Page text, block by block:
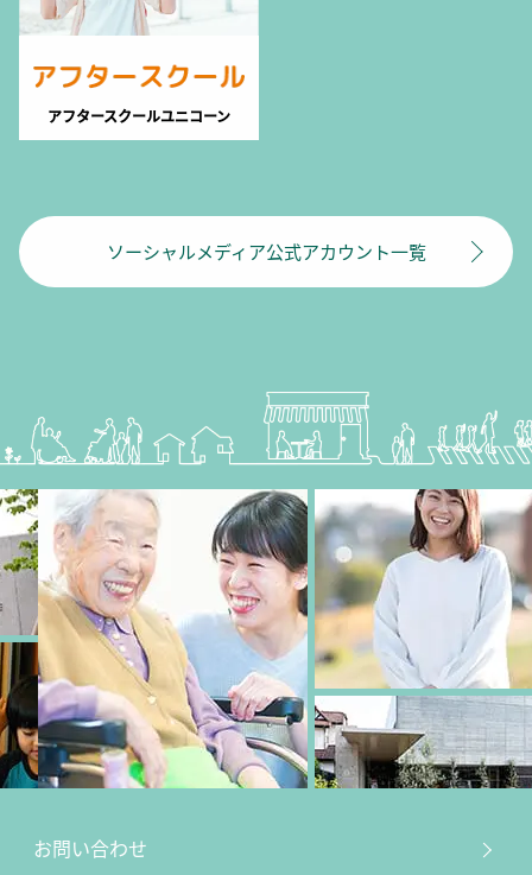
アフタースクールユニコーン
ソーシャルメディア公式アカウント一覧
お問い合わせ